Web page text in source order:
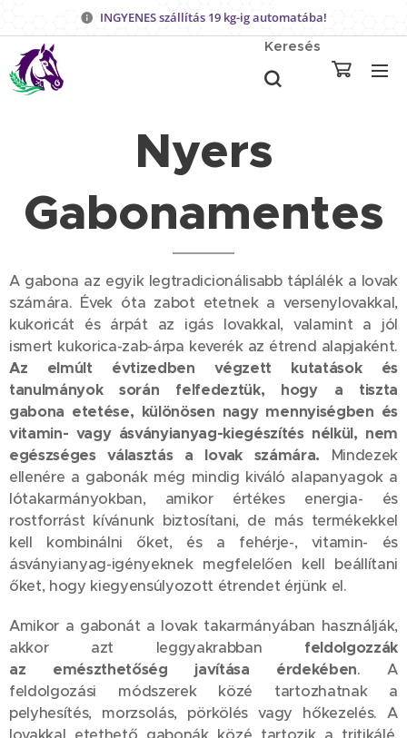
INGYENES szállítás 19 kg-ig automatába!
Keresés
Nyers
Gabonamentes
A gabona az egyik legtradicionálisabb táplálék a lovak
számára. Évek óta zabot etetnek a versenylovakkal,
kukoricát és árpát az igás lovakkal, valamint a jól
ismert kukorica-zab-árpa keverék az étrend alapjaként.
Az elmúlt évtizedben végzett kutatások és
tanulmányok során felfedeztük, hogy a tiszta
gabona etetése, különösen nagy mennyiségben és
vitamin- vagy ásványianyag-kiegészítés nélkül, nem
egészséges választás a lovak számára. Mindezek
ellenére a gabonák még mindig kiváló alapanyagok a
lótakarmányokban, amikor értékes energia- és
rostforrást kívánunk biztosítani, de más termékekkel
kell kombinálni őket, és a fehérje-, vitamin- és
ásványianyag-igényeknek megfelelően kell beállítani
őket, hogy kiegyensúlyozott étrendet érjünk el.
Amikor a gabonát a lovak takarmányában használják,
akkor azt leggyakrabban feldolgozzák
az emészthetőség javítása érdekében. A
feldolgozási módszerek közé tartozhatnak a
pelyhesítés, morzsolás, pörkölés vagy hőkezelés. A